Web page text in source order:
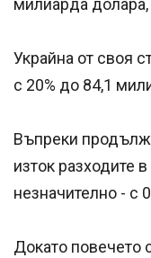
милиарда
Украйна от своя
с 20% до 84,1
Въпреки
изток разходите
незначително - с
Докато повечето